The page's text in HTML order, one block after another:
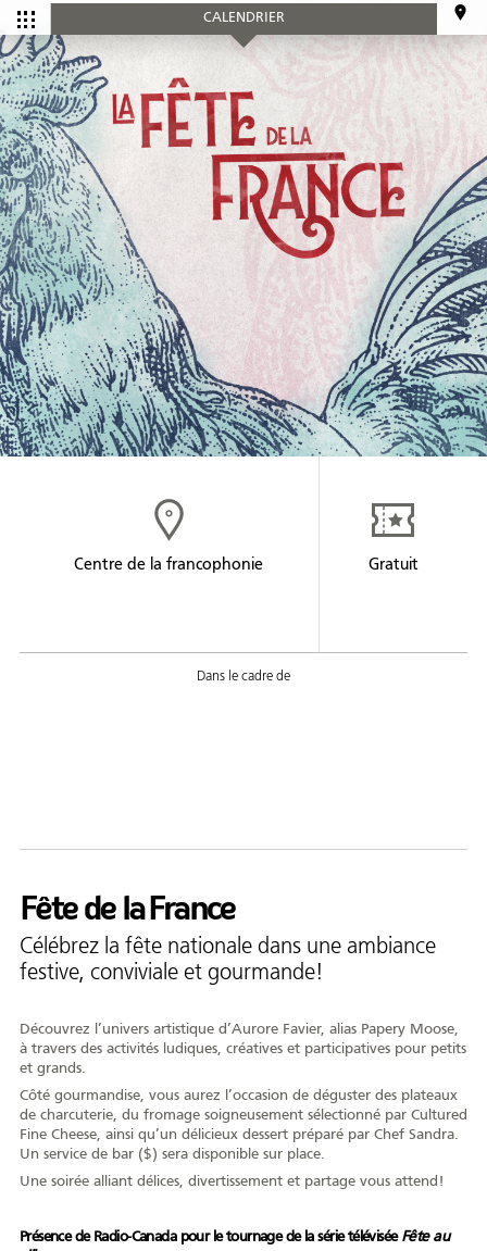
CALENDRIER
CALENDRIER
Tous les
Ce mois-ci
SERVICES
Accueil et aide à l'établissement
Aide à l’emploi
Formation
Entrepreneuriat
Location d'équipement
Tourisme
Équipe CA À propos Carrière
Nouvelles CommuniquésPublications
Projets
Partenaires
Centre de la francophonie Gratuit
Fête de la France
Célébrez la fête nationale dans une ambiance
festive, conviviale et gourmande!
Découvrez l’univers artistique d’Aurore Favier, alias Papery Moose,
à travers des activités ludiques, créatives et participatives pour petits
et grands.
Côté gourmandise, vous aurez l’occasion de déguster des plateaux
de charcuterie, du fromage soigneusement sélectionné par Cultured
Fine Cheese, ainsi qu’un délicieux dessert préparé par Chef Sandra.
Un service de bar ($) sera disponible sur place.
Une soirée alliant délices, divertissement et partage vous attend!
Présence de Radio-Canada pour le tournage de la série téléviséeFête au